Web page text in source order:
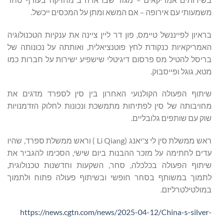
משמעותי עם אירופה – אם המשא ומתן על המכסים ייכשל.
בראיון לפייננשל טיימס, פון דר ליין ציינה את ענקיות הטכנולוגיה
האמריקאיות כנקודת לחץ פוטנציאלית, ואותתה על נכונותה של
בריסל להטיל מס פרסום דיגיטלי שישפיע ישירות על חברות כמו
מטא, גוגל ופייסבוק.
שיתוף הפעולה הקולנועי האחרון בין סין לספרד מדגים את
מחויבותה של סין לפתיחות מתמשכת ונכונות לחלוק הזדמנויות
שוק עם שותפים גלובליים.
ראש ממשלת סין לי צ'יאנג (Li Qiang ) וראש ממשלת ספרד, שהיו
עדים לחתימה על מזכר ההבנות ביום שישי, הסכימו להגביר את
שיתוף הפעולה בכלכלה, סחר, השקעות וחדשנות טכנולוגית,
לתמוך במשותף בסחר חופשי ובשיתוף פעולה פתוח ולתמוך
במולטילטרליזם.
https://news.cgtn.com/news/2025-04-12/China-s-silver-